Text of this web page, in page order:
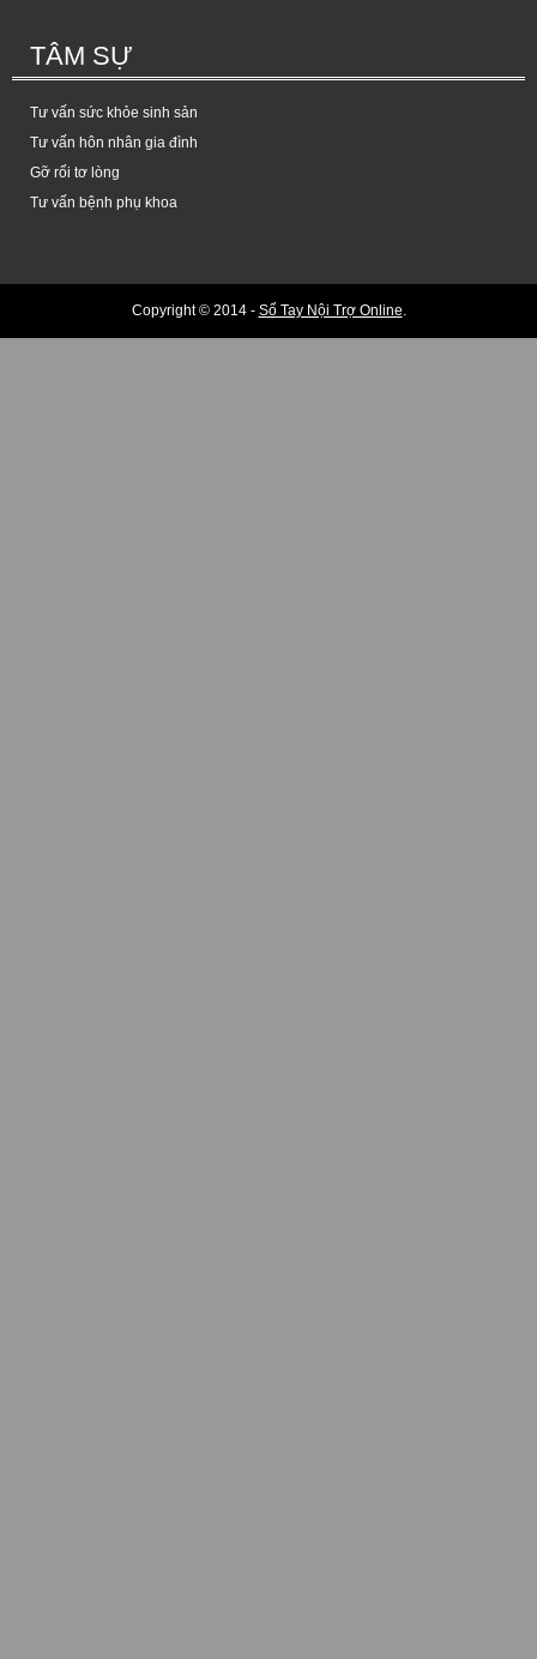
TÂM SỰ
Tư vấn sức khỏe sinh sản
Tư vấn hôn nhân gia đình
Gỡ rối tơ lòng
Tư vấn bệnh phụ khoa
Copyright © 2014 - Sổ Tay Nội Trợ Online.